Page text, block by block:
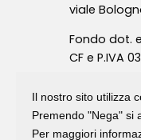
viale
Fondo dot.
CF e P.IVA
Isc.Reg
Il nostro sito utilizza
Premendo "Nega" si
Per maggiori